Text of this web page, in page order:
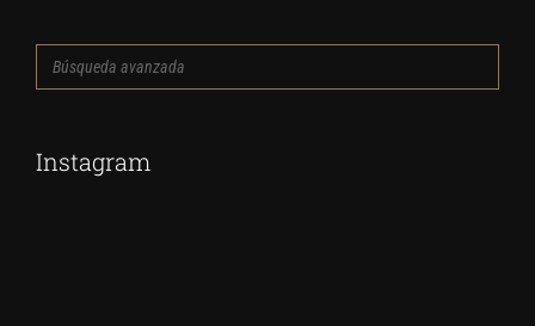
Búsqueda
avanzada
Instagram